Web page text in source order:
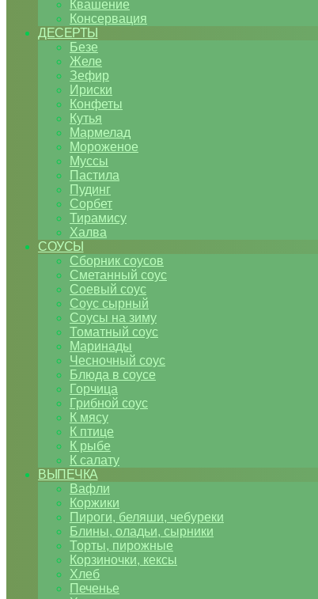
Квашение
Консервация
ДЕСЕРТЫ
Безе
Желе
Зефир
Ириски
Конфеты
Кутья
Мармелад
Мороженое
Муссы
Пастила
Пудинг
Сорбет
Тирамису
Халва
СОУСЫ
Сборник соусов
Сметанный соус
Соевый соус
Соус сырный
Соусы на зиму
Томатный соус
Маринады
Чесночный соус
Блюда в соусе
Горчица
Грибной соус
К мясу
К птице
К рыбе
К салату
ВЫПЕЧКА
Вафли
Коржики
Пироги, беляши, чебуреки
Блины, оладьи, сырники
Торты, пирожные
Корзиночки, кексы
Хлеб
Печенье